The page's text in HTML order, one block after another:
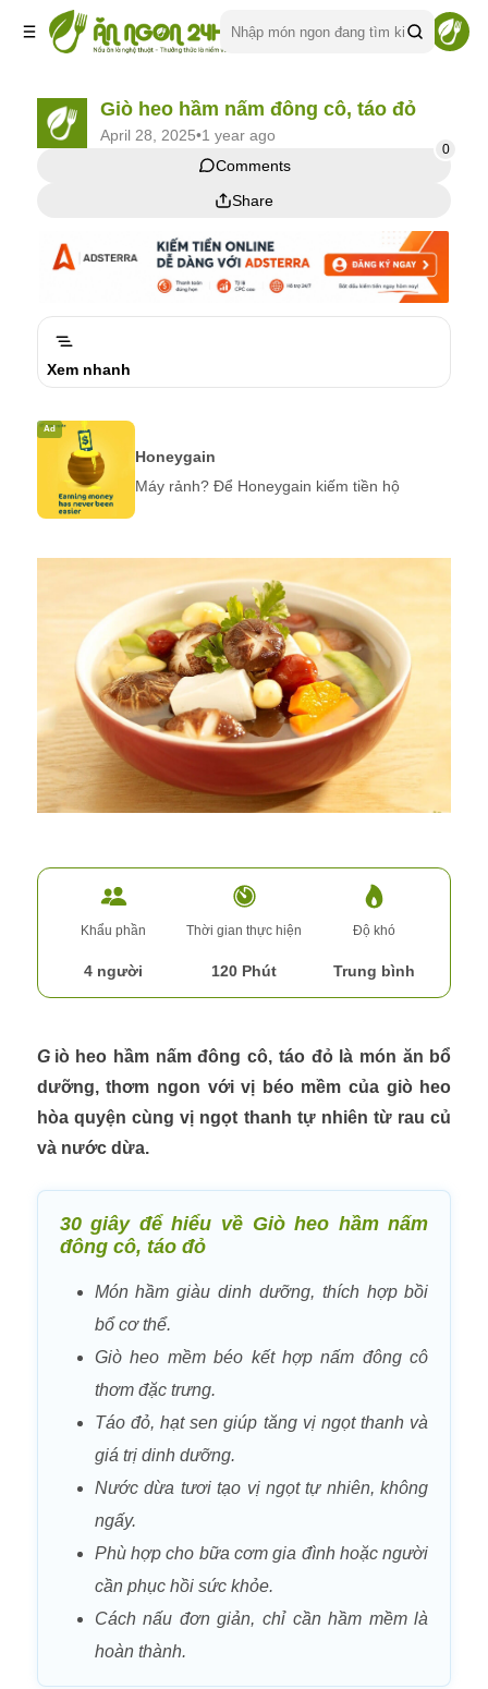
Giò heo hầm nấm đông cô, táo đỏ
April 28, 2025•1 year ago
Comments
0
Share
Khẩu phần
4 người
Thời gian thực hiện
120 Phút
Độ khó
Trung bình
Giò heo hầm nấm đông cô, táo đỏlà món ăn bổ
dưỡng, thơm ngon với vị béo mềm của giò heo
hòa quyện cùng vị ngọt thanh tự nhiên từ rau củ
và nước dừa.
30 giây để hiểu về Giò heo hầm nấm
đông cô, táo đỏ
Món hầm giàu dinh dưỡng, thích hợp bồi
bổ cơ thể.
Giò heo mềm béo kết hợp nấm đông cô
thơm đặc trưng.
Táo đỏ, hạt sen giúp tăng vị ngọt thanh và
giá trị dinh dưỡng.
Nước dừa tươi tạo vị ngọt tự nhiên, không
ngấy.
Phù hợp cho bữa cơm gia đình hoặc người
cần phục hồi sức khỏe.
Cách nấu đơn giản, chỉ cần hầm mềm là
hoàn thành.
Xem nhanh
Ad
Honeygain
Máy rảnh? Để Honeygain kiếm tiền hộ